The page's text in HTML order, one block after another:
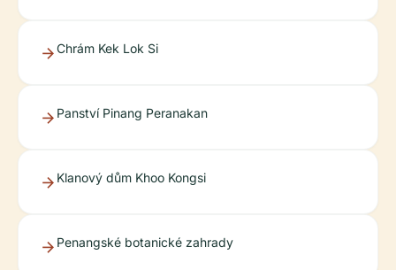
Chrám Kek Lok Si
Panství Pinang Peranakan
Klanový dům Khoo Kongsi
Penangské botanické zahrady